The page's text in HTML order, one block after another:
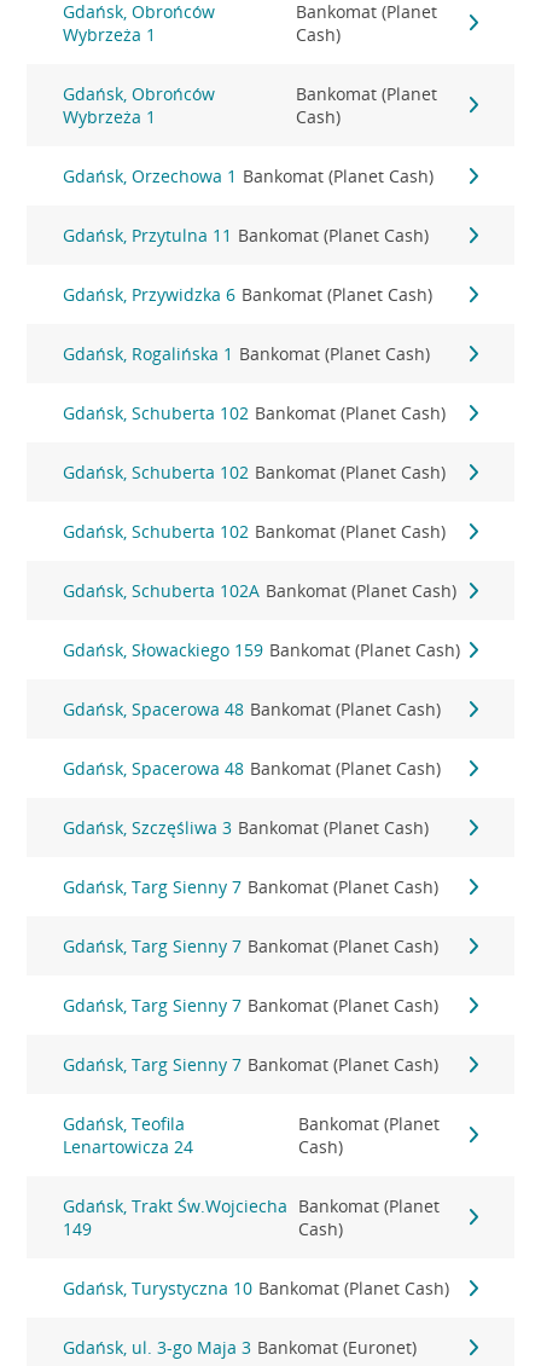
Gdańsk, Obrońców
Wybrzeża 1
Bankomat (Planet
Cash)
Gdańsk, Obrońców
Wybrzeża 1
Bankomat (Planet
Cash)
Gdańsk, Orzechowa 1 Bankomat (Planet Cash)
Gdańsk, Przytulna 11 Bankomat (Planet Cash)
Gdańsk, Przywidzka 6 Bankomat (Planet Cash)
Gdańsk, Rogalińska 1 Bankomat (Planet Cash)
Gdańsk, Schuberta 102 Bankomat (Planet Cash)
Gdańsk, Schuberta 102 Bankomat (Planet Cash)
Gdańsk, Schuberta 102 Bankomat (Planet Cash)
Gdańsk, Schuberta 102A Bankomat (Planet Cash)
Gdańsk, Słowackiego 159 Bankomat (Planet Cash)
Gdańsk, Spacerowa 48 Bankomat (Planet Cash)
Gdańsk, Spacerowa 48 Bankomat (Planet Cash)
Gdańsk, Szczęśliwa 3 Bankomat (Planet Cash)
Gdańsk, Targ Sienny 7 Bankomat (Planet Cash)
Gdańsk, Targ Sienny 7 Bankomat (Planet Cash)
Gdańsk, Targ Sienny 7 Bankomat (Planet Cash)
Gdańsk, Targ Sienny 7 Bankomat (Planet Cash)
Gdańsk, Teofila
Lenartowicza 24
Bankomat (Planet
Cash)
Gdańsk, Trakt Św.Wojciecha
149
Bankomat (Planet
Cash)
Gdańsk, Turystyczna 10 Bankomat (Planet Cash)
Gdańsk, ul. 3-go Maja 3 Bankomat (Euronet)